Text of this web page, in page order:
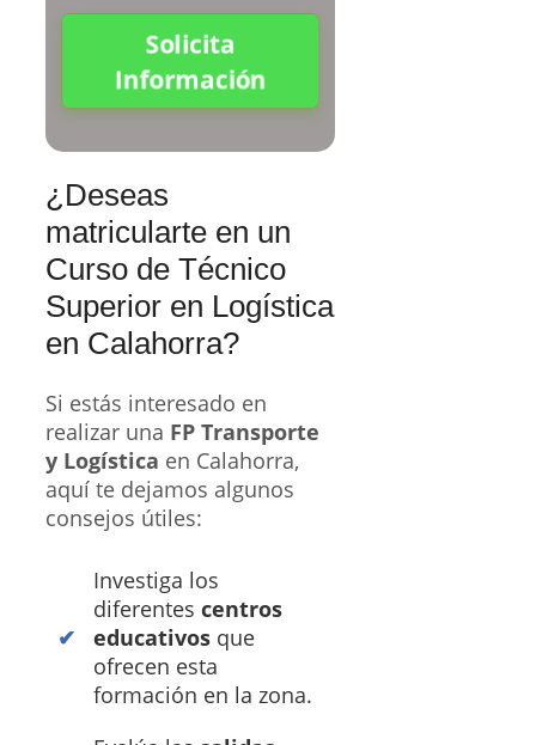
Solicita
Información
¿Deseas
matricularte en un
Curso de Técnico
Superior en Logística
en Calahorra?
Si estás interesado en
realizar una FP Transporte
y Logística en Calahorra,
aquí te dejamos algunos
consejos útiles:
Investiga los
diferentes centros
educativos que
ofrecen esta
formación en la zona.